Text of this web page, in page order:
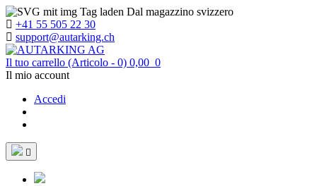
Dal magazzino svizzero
+41 55 505 22 30
support@autarking.ch
Il tuo carrello (Articolo - 0) 0,00 0
Il mio account
Accedi
